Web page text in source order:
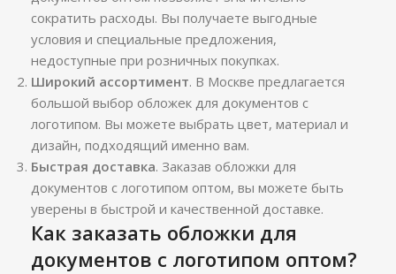
сократить расходы. Вы получаете выгодные
условия и специальные предложения,
недоступные при розничных покупках.
Широкий ассортимент. В Москве предлагается
большой выбор обложек для документов с
логотипом. Вы можете выбрать цвет, материал и
дизайн, подходящий именно вам.
Быстрая доставка. Заказав обложки для
документов с логотипом оптом, вы можете быть
уверены в быстрой и качественной доставке.
Как заказать обложки для
документов с логотипом оптом?